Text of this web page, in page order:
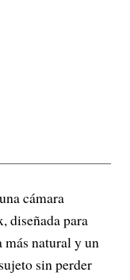
cámara
diseñada para
más natural y un
sin perder